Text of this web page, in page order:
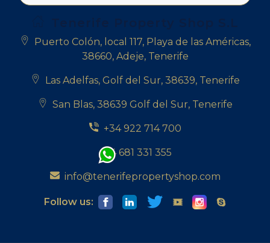
Puerto Colón, local 117, Playa de las Américas,
38660, Adeje, Tenerife
Las Adelfas, Golf del Sur, 38639, Tenerife
San Blas, 38639 Golf del Sur, Tenerife
+34 922 714 700
+34 681 331 355
info@tenerifepropertyshop.com
Follow us: